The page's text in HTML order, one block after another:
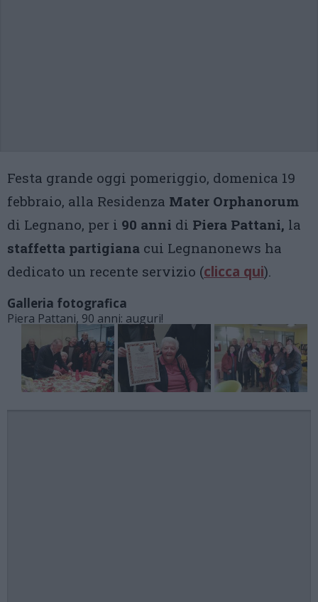
Festa grande oggi pomeriggio, domenica 19
febbraio, alla Residenza Mater Orphanorum
di Legnano, per i 90 anni di Piera Pattani, la
staffetta partigiana cui Legnanonews ha
dedicato un recente servizio (clicca qui).
Galleria fotografica
Piera Pattani, 90 anni: auguri!